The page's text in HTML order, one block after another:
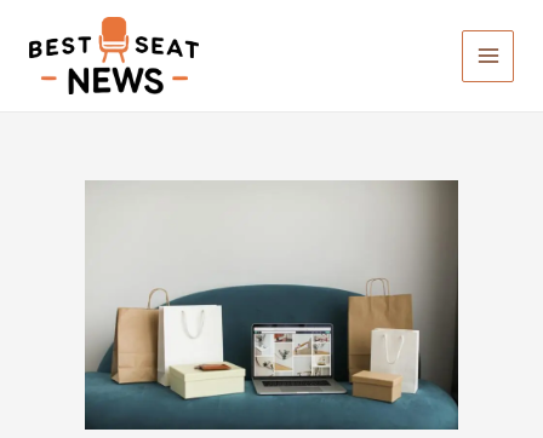
para
conteúdo